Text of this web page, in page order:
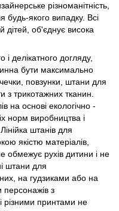
різноманітність,
будь-якого випадку. Всі
дітей, об'єднує висока
делікатного догляду,
бути максимально
повзунки, штани для
трикотажних тканин.
на основі екологічно -
норм виробництва і
штанів для
якістю матеріалів,
обмежує рухів дитини і не
штани для
на гудзиками або на
персонажів з
різними принтами не